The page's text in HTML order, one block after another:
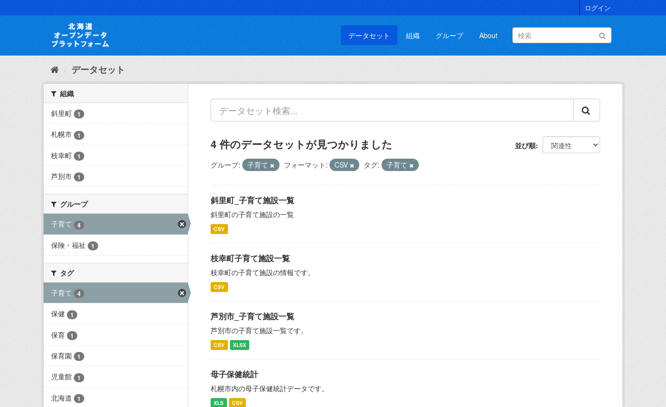
キ
て
ログイン
データセット 組織 グループ About
データセット
組織
斜里町
1
札幌市 1
枝幸町 1
芦別市 1
グループ
子育て
4
保険・福祉 1
タグ
子育て
4
保健 1
保育 1
保育園 1
児童館 1
北海道 1
並び順
4 件のデータセットが見つかりました
グループ: 子育て フォーマット: CSV タグ: 子育て
斜里町_子育て施設一覧
斜里町の子育て施設の一覧
CSV
枝幸町子育て施設一覧
枝幸町の子育て施設の情報です。
CSV
芦別市_子育て施設一覧
芦別市の子育て施設一覧です。
CSV XLSX
母子保健統計
札幌市内の母子保健統計データです。
XLS CSV